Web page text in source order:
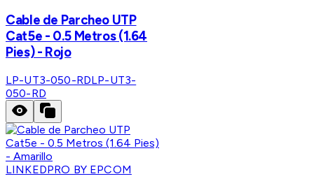
Cable de Parcheo UTP
Cat5e - 0.5 Metros (1.64
Pies) - Rojo
LP-UT3-050-RDLP-UT3-
050-RD
LINKEDPRO BY EPCOM